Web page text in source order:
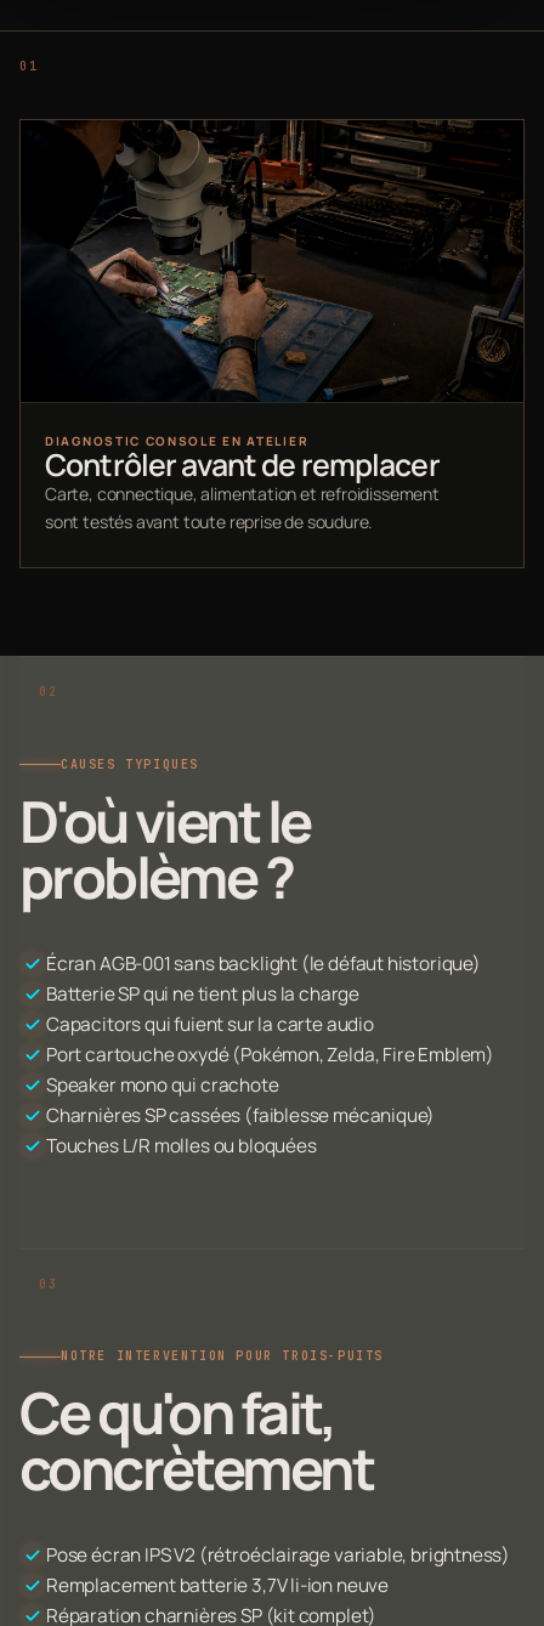
DIAGNOSTIC CONSOLE EN ATELIER
Contrôler avant de remplacer
Carte, connectique, alimentation et refroidissement
sont testés avant toute reprise de soudure.
CAUSES TYPIQUES
D'où vient le
problème ?
Écran AGB-001 sans backlight (le défaut historique)
Batterie SP qui ne tient plus la charge
Capacitors qui fuient sur la carte audio
Port cartouche oxydé (Pokémon, Zelda, Fire Emblem)
Speaker mono qui crachote
Charnières SP cassées (faiblesse mécanique)
Touches L/R molles ou bloquées
NOTRE INTERVENTION POUR TROIS-PUITS
Ce qu'on fait,
concrètement
Pose écran IPS V2 (rétroéclairage variable, brightness)
Remplacement batterie 3,7V li-ion neuve
Réparation charnières SP (kit complet)